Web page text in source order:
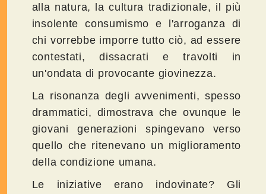
alla natura, la cultura tradizionale, il più
insolente consumismo e l'arroganza di
chi vorrebbe imporre tutto ciò, ad essere
contestati, dissacrati e travolti in
un'ondata di provocante giovinezza.
La risonanza degli avvenimenti, spesso
drammatici, dimostrava che ovunque le
giovani generazioni spingevano verso
quello che ritenevano un miglioramento
della condizione umana.
Le iniziative erano indovinate? Gli